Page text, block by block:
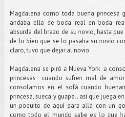
Magdalena como toda buena
andaba ella de boda real en boda
absurda del brazo de su novio, hasta
de lo bien que se lo pasaba su novio
claro, tuvo que dejar al novio.
Magdalena se piró a Nueva York a
princesas cuando sufren mal de
consolamos en el sofá cuando
princesa, sueca y guapa.. así que juega
un poquito de aquí para allá con un
como todo el mundo sabe es lo que